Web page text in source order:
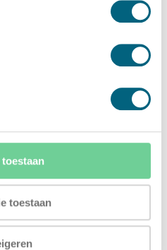
toestaan
grond of op etage met
zelf: